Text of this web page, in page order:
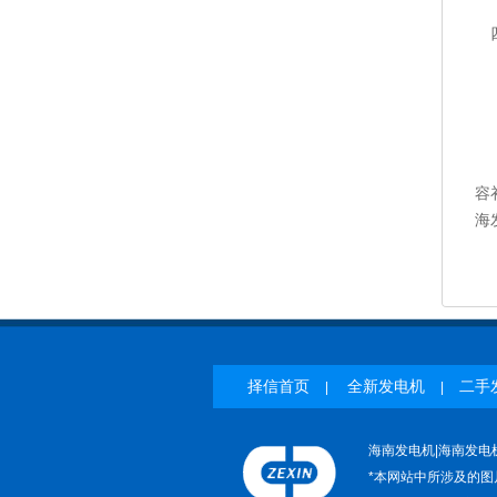
容
海
择信首页 全新发电机 二手
海南发电机|海南发电
*本网站中所涉及的